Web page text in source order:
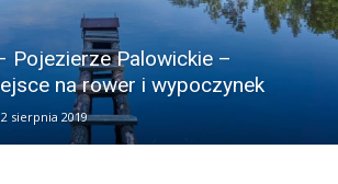
Pojezierze Palowickie –
na rower i wypoczynek
2 sierpnia 2019